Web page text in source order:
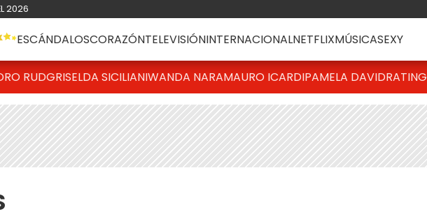
2026
ESCÁNDALOSCORAZÓNTELEVISIÓNINTERNACIONALNETFLIXMÚSICASEXY
RUDGRISELDA SICILIANIWANDA NARAMAURO ICARDIPAMELA DAVIDRATING